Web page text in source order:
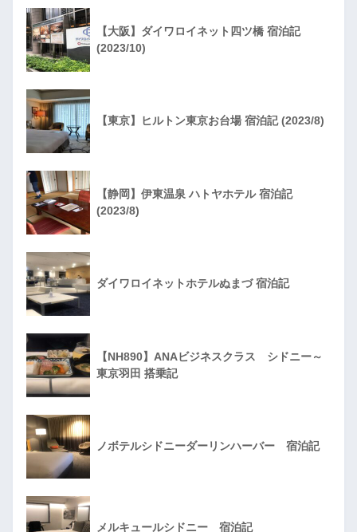
【大阪】ダイワロイネット四ツ橋 宿泊記
(2023/10)
【東京】ヒルトン東京お台場 宿泊記 (2023/8)
【静岡】伊東温泉 ハトヤホテル 宿泊記
(2023/8)
ダイワロイネットホテルぬまづ 宿泊記
【NH890】ANAビジネスクラス シドニー～
東京羽田 搭乗記
ノボテルシドニーダーリンハーバー 宿泊記
メルキュールシドニー 宿泊記